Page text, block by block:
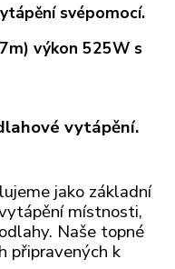
svépomocí.
výkon 525W s
vytápění.
jako základní
místnosti,
Naše topné
připravených k